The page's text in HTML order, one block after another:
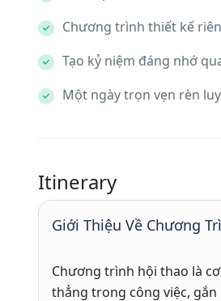
Chương trình thiết kế
Tạo kỷ niệm đáng nhớ
Một ngày trọn vẹn rèn
Itinerary
Giới Thiệu Về Chương
Chương trình hội thao là
thẳng trong công việc,